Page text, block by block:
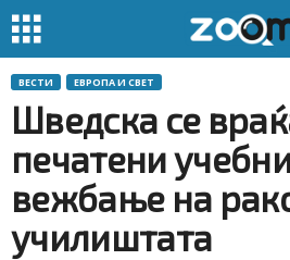
ВЕСТИ ЕВРОПА И СВЕТ
Шведска се
печатени
вежбање на
училиштата